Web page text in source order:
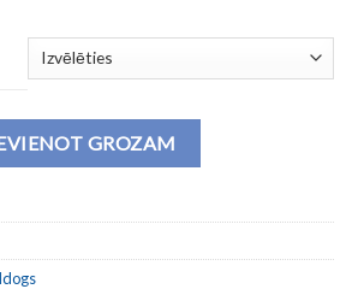
klubs "Ķekavas Bulldogs" daudzums
GROZAM